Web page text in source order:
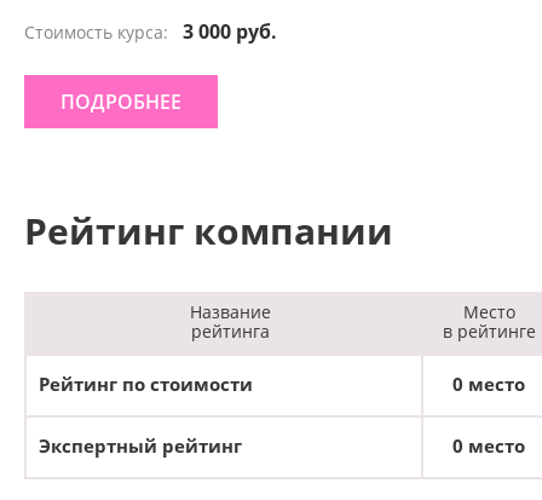
Стоимость курса: 3 000 руб.
ПОДРОБНЕЕ
Рейтинг компании
Название
рейтинга
Место
в рейтинге
Рейтинг по стоимости 0 место
Экспертный рейтинг 0 место